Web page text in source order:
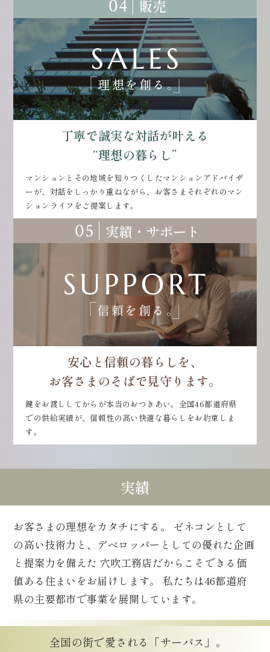
04 販売
丁寧で誠実な対話が叶える
“理想の暮らし”
マンションとその地域を知りつくしたマンションアドバイザ
ーが、対話をしっかり重ねながら、お客さまそれぞれのマン
ションライフをご提案します。
05 実績・サポート
安心と信頼の暮らしを、
お客さまのそばで見守ります。
鍵をお渡ししてからが本当のおつきあい。全国46都道府県
での供給実績が、信頼性の高い快適な暮らしをお約束しま
す。
実績
お客さまの理想をカタチにする。
ゼネコンとして
の高い技術力と、デベロッパーとしての優れた企画
と提案力を備えた 穴吹工務店だからこそできる価
値ある住まいをお届けします。
私たちは46都道府
県の主要都市で事業を展開しています。
全国の街で愛される「サーパス」。